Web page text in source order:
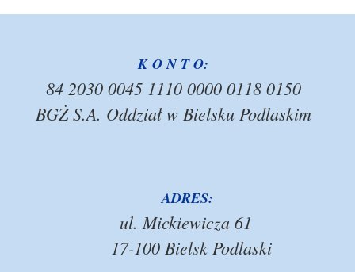
K O N T O:
84 2030 0045 1110 0000 0118 0150
BGŻ S.A. Oddział w Bielsku Podlaskim
ADRES:
ul. Mickiewicza 61
17-100 Bielsk Podlaski